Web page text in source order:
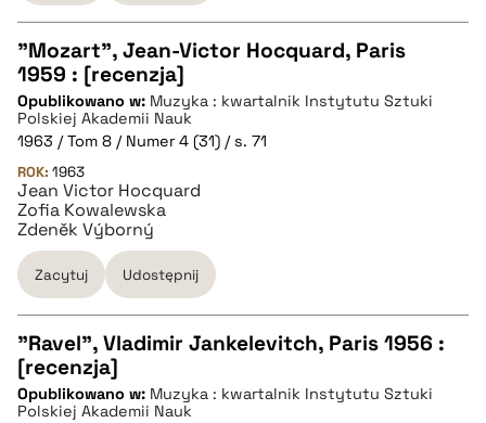
CZYSTY TEKST
pobierz cytat
BIBTEX
pobierz cytat
"Mozart", Jean-Victor Hocquard, Paris
1959 : [recenzja]
Opublikowano w: Muzyka : kwartalnik Instytutu Sztuki
Polskiej Akademii Nauk
1963 / Tom 8 / Numer 4 (31) / s. 71
ROK: 1963
Jean Victor Hocquard
Zofia Kowalewska
Zdeněk Výborný
Zacytuj Udostępnij
CZYSTY TEKST
"Ravel", Vladimir Jankelevitch, Paris 1956 :
[recenzja]
Opublikowano w: Muzyka : kwartalnik Instytutu Sztuki
Polskiej Akademii Nauk